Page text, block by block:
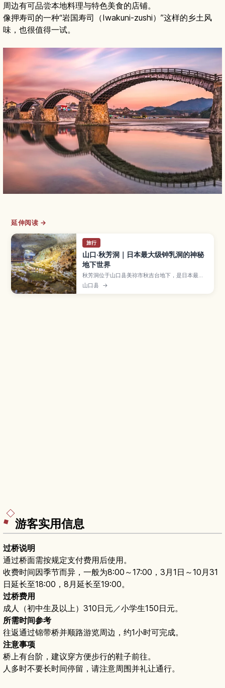
周边有可品尝本地料理与特色美食的店铺。
像押寿司的一种“岩国寿司（Iwakuni-zushi）”这样的乡土风
味，也很值得一试。
延伸阅读 →
旅行
山口·秋芳洞｜日本最大级钟乳洞的神秘
地下世界
秋芳洞位于山口县美祢市秋吉台地下，是日本最大
级的钟乳洞之一，全长约10公里，其中约1公里对游
客开放，适合轻松步行探索。文章将介绍代表性景
山口县 →
游客实用信息
过桥说明
通过桥面需按规定支付费用后使用。
收费时间因季节而异，一般为8:00～17:00，3月1日～10月31
日延长至18:00，8月延长至19:00。
过桥费用
成人（初中生及以上）310日元／小学生150日元。
所需时间参考
往返通过锦带桥并顺路游览周边，约1小时可完成。
注意事项
桥上有台阶，建议穿方便步行的鞋子前往。
人多时不要长时间停留，请注意周围并礼让通行。